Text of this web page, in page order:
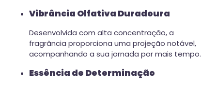
Vibrância Olfativa Duradoura
Desenvolvida com alta concentração, a
fragrância proporciona uma projeção notável,
acompanhando a sua jornada por mais tempo.
Essência de Determinação